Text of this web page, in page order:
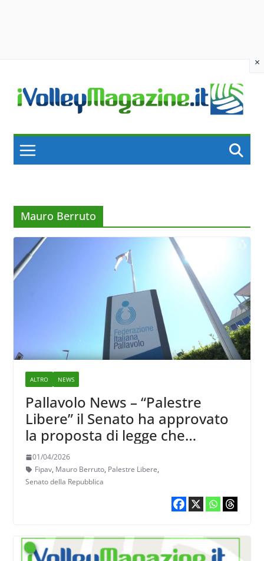
×
content
Mauro Berruto
ALTRO NEWS
Pallavolo News – “Palestre
Libere” il Senato ha approvato
la proposta di legge che
modifica la disciplina
dell’utilizzo di impianti sportivi
scolastici
01/04/2026
Fipav, Mauro Berruto, Palestre Libere,
Senato della Repubblica